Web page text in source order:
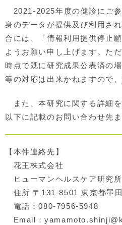
2021-2025年度の健診にご
身のデータが提供及び利用さ
合には、「情報利用提供停止
ようお願い申し上げます。た
時点で既に研究成果公表済の
等の対応は出来かねますので
また、本研究に関する詳細を
以下に記載のお問い合わせ先
【本件連絡先】
花王株式会社
ヒューマンヘルスケア研
住所 〒131-8501 東京都墨
電話：080-7956-5948
Email：